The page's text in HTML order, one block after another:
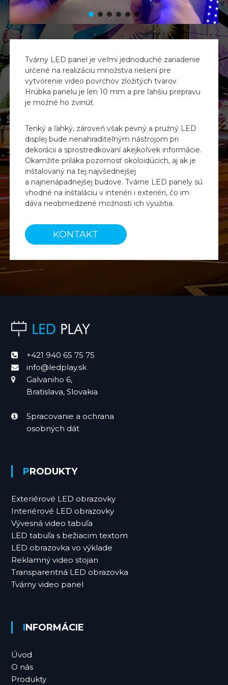
o
z
m
v
a
m
o
i
á
c
i
í
Tvárny LED panel je veľmi jednoduché zariadenie
určené na realizáciu množstva riešení pre
vytvorenie video povrchov zložitých tvarov.
Hrúbka panelu je len 10 mm a pre ľahšiu prepravu
je možné ho zvinúť.
Tenký a ľahký, zároveň však pevný a pružný LED
displej bude nenahraditeľným nástrojom pri
dekorácii a sprostredkovaní akejkoľvek informácie.
Okamžite priláka pozornosť okoloidúcich, aj ak je
inštalovaný na tej najvšednejšej
a najnenápadnejšej budove. Tvárne LED panely sú
vhodné na inštaláciu v interiéri i exteriéri, čo im
dáva neobmedzené možnosti ich využitia.
KONTAKT
+421 940 65 75 75
info@ledplay.sk
Galvaniho 6,
Bratislava, Slovakia
Spracovanie a ochrana
osobných dát
PRODUKTY
Exteriérové LED obrazovky
Interiérové LED obrazovky
Vývesná video tabuľa
LED tabuľa s bežiacim textom
LED obrazovka vo výklade
Reklamný video stojan
Transparentná LED obrazovka
Tvárny video panel
INFORMÁCIE
Úvod
O nás
Produkty